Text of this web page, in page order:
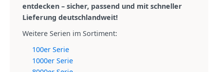
entdecken – sicher, passend und mit schneller
Lieferung deutschlandweit!
Weitere Serien im Sortiment:
100er Serie
1000er Serie